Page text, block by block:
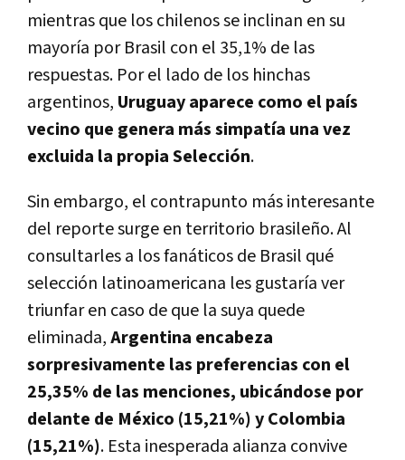
mientras que los chilenos se inclinan en su
mayoría por Brasil con el 35,1% de las
respuestas. Por el lado de los hinchas
argentinos, Uruguay aparece como el país
vecino que genera más simpatía una vez
excluida la propia Selección.
Sin embargo, el contrapunto más interesante
del reporte surge en territorio brasileño. Al
consultarles a los fanáticos de Brasil qué
selección latinoamericana les gustaría ver
triunfar en caso de que la suya quede
eliminada,Argentina encabeza
sorpresivamente las preferencias con el
25,35% de las menciones, ubicándose por
delante de México (15,21%) y Colombia
(15,21%). Esta inesperada alianza convive